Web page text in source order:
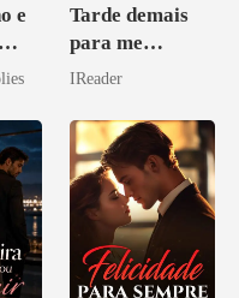
e
Tarde demais
para me
reconquistar!
IReader